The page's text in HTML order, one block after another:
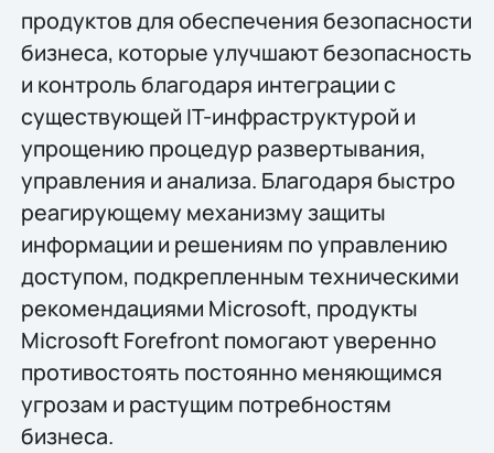
продуктов для обеспечения безопасности
бизнеса, которые улучшают безопасность
и контроль благодаря интеграции с
существующей IT-инфраструктурой и
упрощению процедур развертывания,
управления и анализа. Благодаря быстро
реагирующему механизму защиты
информации и решениям по управлению
доступом, подкрепленным техническими
рекомендациями Microsoft, продукты
Microsoft Forefront помогают уверенно
противостоять постоянно меняющимся
угрозам и растущим потребностям
бизнеса.